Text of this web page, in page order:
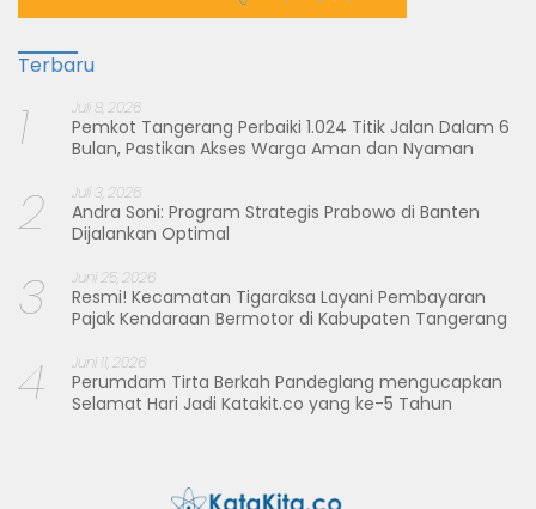
Terbaru
1 Juli 8, 2026
Pemkot Tangerang Perbaiki 1.024 Titik Jalan Dalam 6
Bulan, Pastikan Akses Warga Aman dan Nyaman
2 Juli 3, 2026
Andra Soni: Program Strategis Prabowo di Banten
Dijalankan Optimal
3 Juni 25, 2026
Resmi! Kecamatan Tigaraksa Layani Pembayaran
Pajak Kendaraan Bermotor di Kabupaten Tangerang
4 Juni 11, 2026
Perumdam Tirta Berkah Pandeglang mengucapkan
Selamat Hari Jadi Katakit.co yang ke-5 Tahun